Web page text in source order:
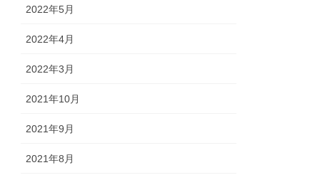
2022年5月
2022年4月
2022年3月
2021年10月
2021年9月
2021年8月